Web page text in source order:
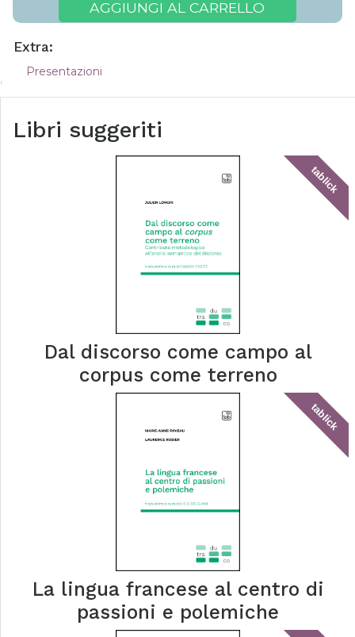
AGGIUNGI AL CARRELLO
Extra:
Presentazioni
Libri suggeriti
tablick
Dal discorso come campo al
corpus come terreno
tablick
La lingua francese al centro di
passioni e polemiche